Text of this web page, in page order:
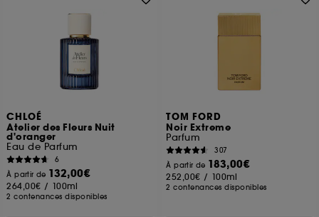
CHLOÉ
Atelier des Fleurs Nuit
d'oranger
Eau de Parfum
6
À partir de 132,00€
264,00€ / 100ml
2 contenances disponibles
TOM FORD
Noir Extreme
Parfum
307
À partir de 183,00€
252,00€ / 100ml
2 contenances disponibles